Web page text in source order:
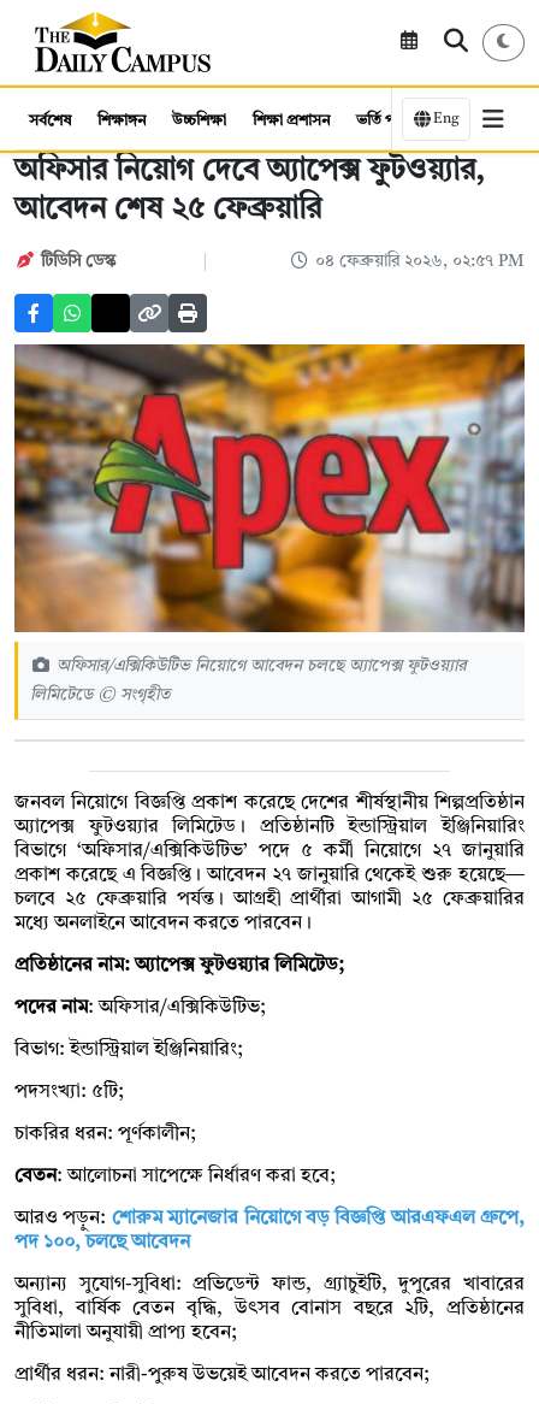
সর্বশেষ শিক্ষাঙ্গন উচ্চশিক্ষা শিক্ষা প্রশাসন ভর্তি পরীক্ষা কর্মসংস্থান
Eng
অফিসার নিয়োগ দেবে অ্যাপেক্স ফুটওয়্যার,
আবেদন শেষ ২৫ ফেব্রুয়ারি
টিডিসি ডেস্ক ০৪ ফেব্রুয়ারি ২০২৬, ০২:৫৭ PM
অফিসার/এক্সিকিউটিভ নিয়োগে আবেদন চলছে অ্যাপেক্স ফুটওয়্যার
লিমিটেডে © সংগৃহীত
জনবল নিয়োগে বিজ্ঞপ্তি প্রকাশ করেছে দেশের শীর্ষস্থানীয় শিল্পপ্রতিষ্ঠান
অ্যাপেক্স ফুটওয়্যার লিমিটেড। প্রতিষ্ঠানটি ইন্ডাস্ট্রিয়াল ইঞ্জিনিয়ারিং
বিভাগে ‘অফিসার/এক্সিকিউটিভ’ পদে ৫ কর্মী নিয়োগে ২৭ জানুয়ারি
প্রকাশ করেছে এ বিজ্ঞপ্তি। আবেদন ২৭ জানুয়ারি থেকেই শুরু হয়েছে—
চলবে ২৫ ফেব্রুয়ারি পর্যন্ত। আগ্রহী প্রার্থীরা আগামী ২৫ ফেব্রুয়ারির
মধ্যে অনলাইনে আবেদন করতে পারবেন।
প্রতিষ্ঠানের নাম: অ্যাপেক্স ফুটওয়্যার লিমিটেড;
পদের নাম: অফিসার/এক্সিকিউটিভ;
বিভাগ: ইন্ডাস্ট্রিয়াল ইঞ্জিনিয়ারিং;
পদসংখ্যা: ৫টি;
চাকরির ধরন: পূর্ণকালীন;
বেতন: আলোচনা সাপেক্ষে নির্ধারণ করা হবে;
আরও পড়ুন: শোরুম ম্যানেজার নিয়োগে বড় বিজ্ঞপ্তি আরএফএল গ্রুপে,
পদ ১০০, চলছে আবেদন
অন্যান্য সুযোগ-সুবিধা: প্রভিডেন্ট ফান্ড, গ্র্যাচুইটি, দুপুরের খাবারের
সুবিধা, বার্ষিক বেতন বৃদ্ধি, উৎসব বোনাস বছরে ২টি, প্রতিষ্ঠানের
নীতিমালা অনুযায়ী প্রাপ্য হবেন;
প্রার্থীর ধরন: নারী-পুরুষ উভয়েই আবেদন করতে পারবেন;